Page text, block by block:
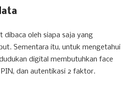
dibaca oleh siapa saja yang
Sementara itu, untuk mengetahui
digital membutuhkan face
dan autentikasi 2 faktor.